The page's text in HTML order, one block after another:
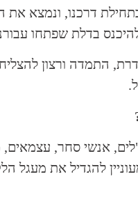
דרכנו, ונמצא את
בדלת שפתחו
התמדה ורצון
אנשי סחר, עצמאים,
להגדיל את מעגל